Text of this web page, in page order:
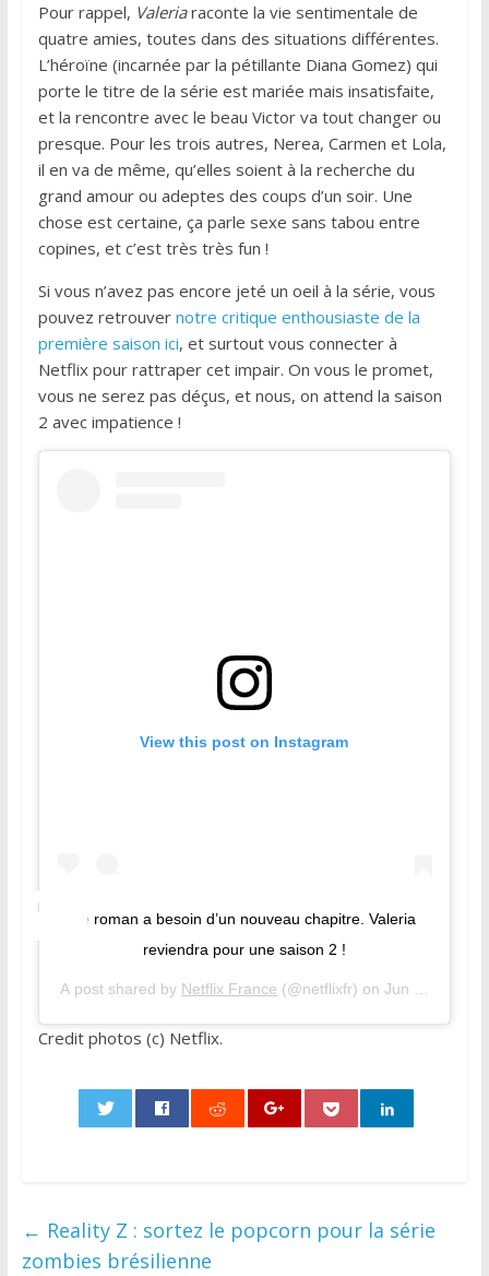
Pour rappel, Valeriaraconte la vie sentimentale de
quatre amies, toutes dans des situations différentes.
L’héroïne (incarnée par la pétillante Diana Gomez) qui
porte le titre de la série est mariée mais insatisfaite,
et la rencontre avec le beau Victor va tout changer ou
presque. Pour les trois autres, Nerea, Carmen et Lola,
il en va de même, qu’elles soient à la recherche du
grand amour ou adeptes des coups d’un soir. Une
chose est certaine, ça parle sexe sans tabou entre
copines, et c’est très très fun !
Si vous n’avez pas encore jeté un oeil à la série, vous
pouvez retrouver notre critique enthousiaste de la
première saison ici, et surtout vous connecter à
Netflix pour rattraper cet impair. On vous le promet,
vous ne serez pas déçus, et nous, on attend la saison
2 avec impatience !
View this post on Instagram
Le roman a besoin d’un nouveau chapitre. Valeria
reviendra pour une saison 2 !
A post shared by Netflix France (@netflixfr) on Jun 12, 2020
Credit photos (c) Netflix.
← Reality Z : sortez le popcorn pour la série
zombies brésilienne